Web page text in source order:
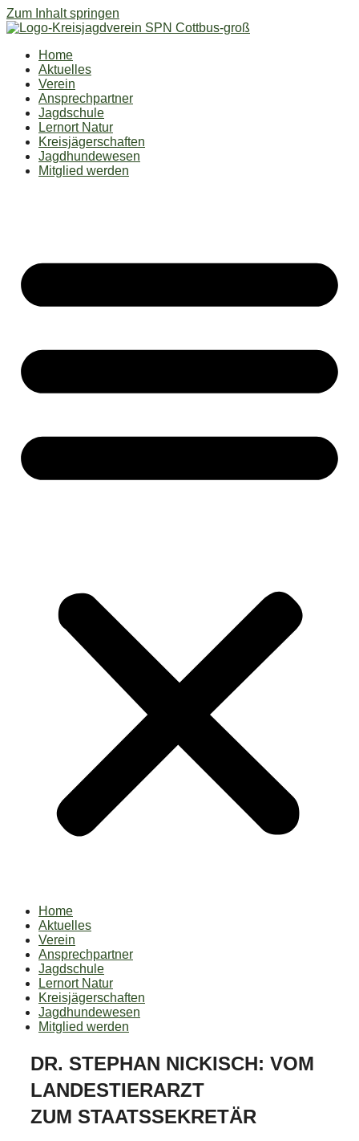
Zum Inhalt springen
Home
Aktuelles
Verein
Ansprechpartner
Jagdschule
Lernort Natur
Kreisjägerschaften
Jagdhundewesen
Mitglied werden
Home
Aktuelles
Verein
Ansprechpartner
Jagdschule
Lernort Natur
Kreisjägerschaften
Jagdhundewesen
Mitglied werden
DR. STEPHAN NICKISCH: VOM
LANDESTIERARZT
ZUM STAATSSEKRETÄR